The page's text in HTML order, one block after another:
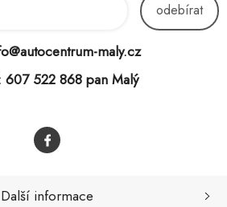
odebírat
maly.cz
607 522 868 pan Malý
Další informace